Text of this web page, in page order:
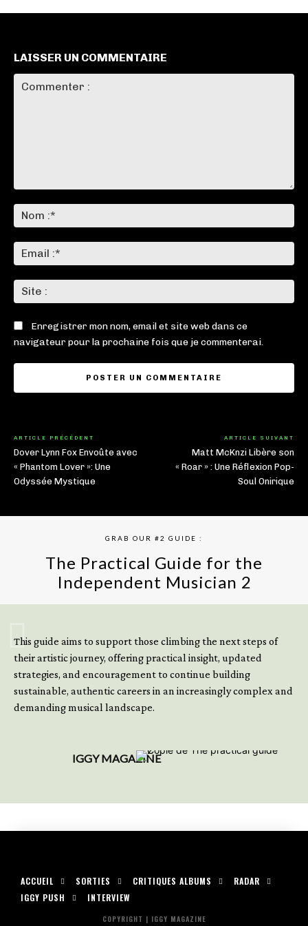
LAISSER UN COMMENTAIRE
:*
:*
:
Enregistrer mon nom, email et site web dans ce
navigateur pour la prochaine fois que je commenterai.
ARTICLE PRÉCÉDENT
Dover Lynn Fox Envoûte avec
« Phantom Lover »: Une
Odyssée Mystique
ARTICLE SUIVANT
Matt McKnzi Libère son
« Roar » : Une Réflexion Pop-
Soul Onirique
GRAB OUR #2 GUIDE :
The Practical Guide for the
Independent Musician 2
This guide aims to support those climbing the next steps of
their artistic journey, offering practical insight, updated
strategies, and encouragement to continue building
sustainable, authentic careers in an increasingly complex and
demanding musical landscape.
IGGY MAGAZINE
ACCUEIL SORTIES CRITIQUES ALBUMS
RADAR
IGGY PUSH
INTERVIEW
COPYRIGHT | IGGY MAGAZINE